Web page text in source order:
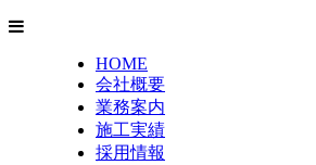
HOME
会社概要
業務案内
施工実績
採用情報